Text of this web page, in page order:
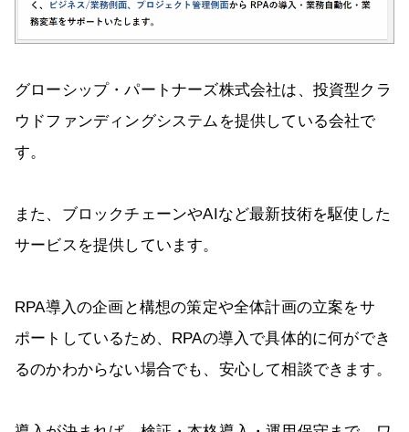
グローシップ・パートナーズ株式会社は、投資型クラ
ウドファンディングシステムを提供している会社で
す。
また、ブロックチェーンやAIなど最新技術を駆使した
サービスを提供しています。
RPA導入の企画と構想の策定や全体計画の立案をサ
ポートしているため、RPAの導入で具体的に何ができ
るのかわからない場合でも、安心して相談できます。